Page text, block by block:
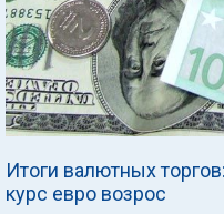
Итоги валютных
курс евро возрос